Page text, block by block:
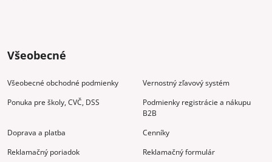
Všeobecné
Všeobecné obchodné podmienky
Vernostný zľavový systém
Ponuka pre školy, CVČ, DSS
Podmienky registrácie a nákupu
B2B
Doprava a platba
Cenníky
Reklamačný poriadok
Reklamačný formulár